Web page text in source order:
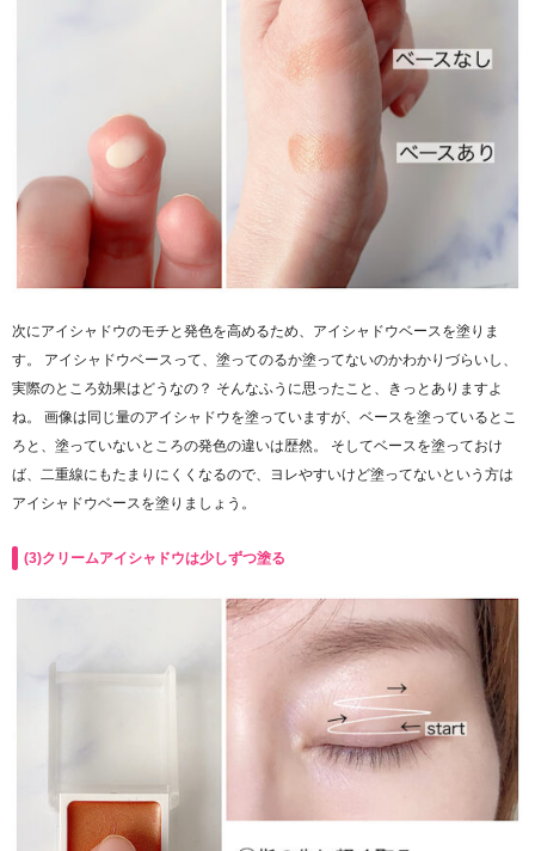
次にアイシャドウのモチと発色を高めるため、アイシャドウベースを塗りま
す。 アイシャドウベースって、塗ってのるか塗ってないのかわかりづらいし、
実際のところ効果はどうなの？ そんなふうに思ったこと、きっとありますよ
ね。 画像は同じ量のアイシャドウを塗っていますが、ベースを塗っているとこ
ろと、塗っていないところの発色の違いは歴然。 そしてベースを塗っておけ
ば、二重線にもたまりにくくなるので、ヨレやすいけど塗ってないという方は
アイシャドウベースを塗りましょう。
(3)クリームアイシャドウは少しずつ塗る